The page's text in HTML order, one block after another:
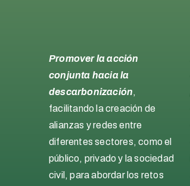
Promover la acción
conjunta hacia la
descarbonización,
facilitando la creación de
alianzas y redes entre
diferentes sectores, como el
público, privado y la sociedad
civil, para abordar los retos